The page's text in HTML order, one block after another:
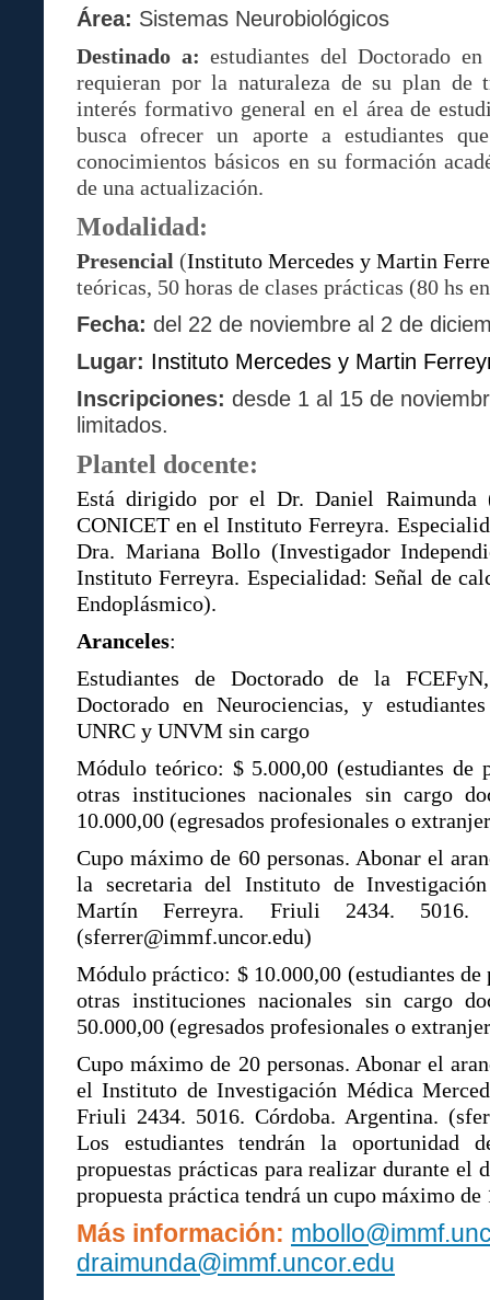
Área: Sistemas Neurobiológicos
Destinado a: estudiantes del Doctorado
requieran por la naturaleza de su plan de
interés formativo general en el área de
busca ofrecer un aporte a estudiantes
conocimientos básicos en su formación
de una actualización.
Modalidad:
Presencial (Instituto Mercedes y Martin
teóricas, 50 horas de clases prácticas (80 hs
Fecha: del 22 de noviembre al 2 de
Lugar: Instituto Mercedes y Martin
Inscripciones: desde 1 al 15 de
limitados.
Plantel docente:
Está dirigido por el Dr. Daniel Raimunda
CONICET en el Instituto Ferreyra.
Dra. Mariana Bollo (Investigador
Instituto Ferreyra. Especialidad: Señal de
Endoplásmico).
Aranceles:
Estudiantes de Doctorado de la
Doctorado en Neurociencias, y
UNRC y UNVM sin cargo
Módulo teórico: $ 5.000,00 (estudiantes de
otras instituciones nacionales sin cargo
10.000,00 (egresados profesionales o
Cupo máximo de 60 personas. Abonar el
la secretaria del Instituto de
Martín Ferreyra. Friuli 2434. 5016.
(sferrer@immf.uncor.edu)
Módulo práctico: $ 10.000,00 (estudiantes de
otras instituciones nacionales sin cargo
50.000,00 (egresados profesionales o
Cupo máximo de 20 personas. Abonar el
el Instituto de Investigación Médica
Friuli 2434. 5016. Córdoba. Argentina.
Los estudiantes tendrán la
propuestas prácticas para realizar durante el
propuesta práctica tendrá un cupo máximo de
Más información:
draimunda@immf.uncor.edu